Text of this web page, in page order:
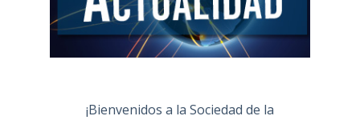
¡Bienvenidos a la Sociedad de la